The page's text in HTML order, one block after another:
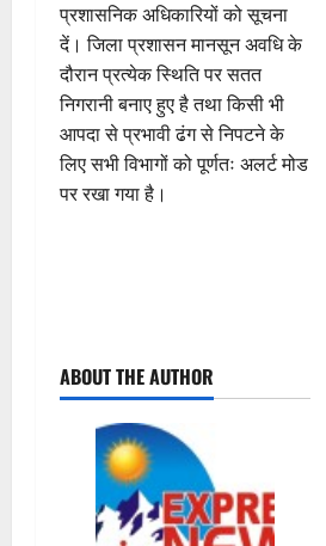
प्रशासनिक अधिकारियों को सूचना
दें। जिला प्रशासन मानसून अवधि के
दौरान प्रत्येक स्थिति पर सतत
निगरानी बनाए हुए है तथा किसी भी
आपदा से प्रभावी ढंग से निपटने के
लिए सभी विभागों को पूर्णतः अलर्ट मोड
पर रखा गया है।
o
ABOUT THE AUTHOR